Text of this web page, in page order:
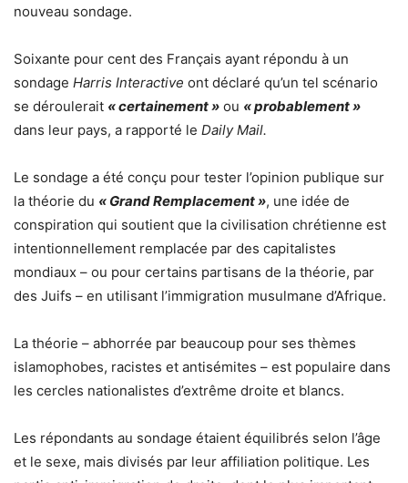
nouveau sondage.
Soixante pour cent des Français ayant répondu à un
sondage Harris Interactive ont déclaré qu’un tel scénario
se déroulerait « certainement » ou « probablement »
dans leur pays, a rapporté le Daily Mail.
Le sondage a été conçu pour tester l’opinion publique sur
la théorie du « Grand Remplacement », une idée de
conspiration qui soutient que la civilisation chrétienne est
intentionnellement remplacée par des capitalistes
mondiaux – ou pour certains partisans de la théorie, par
des Juifs – en utilisant l’immigration musulmane d’Afrique.
La théorie – abhorrée par beaucoup pour ses thèmes
islamophobes, racistes et antisémites – est populaire dans
les cercles nationalistes d’extrême droite et blancs.
Les répondants au sondage étaient équilibrés selon l’âge
et le sexe, mais divisés par leur affiliation politique. Les